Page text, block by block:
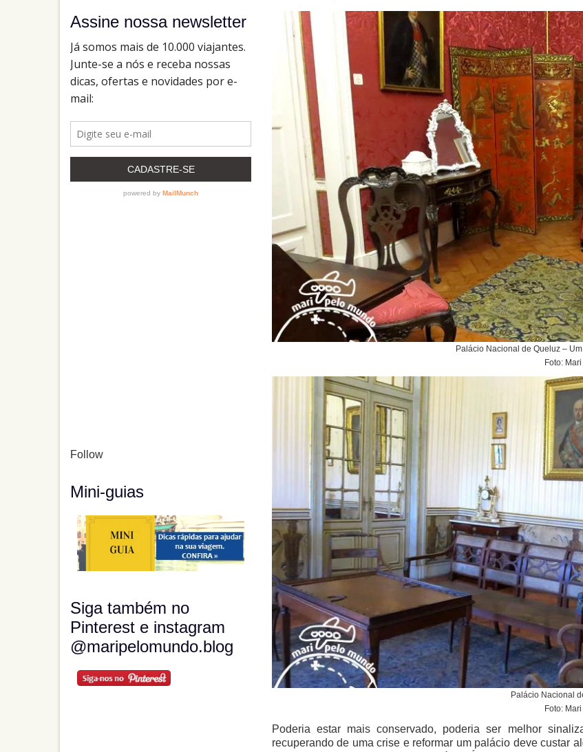
Palácio Nacional de Queluz –
Foto: Mari
Palácio Nacional
Foto: Mari
Poderia estar mais conservado, poderia ser melhor
recuperando de uma crise e reformar um palácio deve
Assine nossa newsletter
Follow
Mini-guias
Siga também no
Pinterest e instagram
@maripelomundo.blog